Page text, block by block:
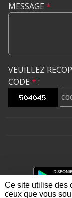
MESSAGE *
VEUILLEZ
CODE * :
Ce site utilise des
ceux que vous